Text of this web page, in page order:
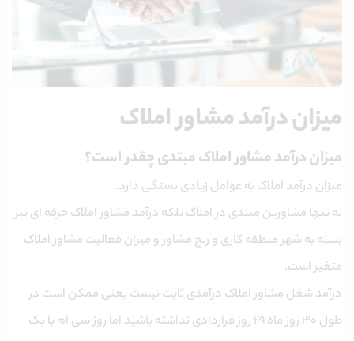
میزان درآمد مشاور املاک
میزاندرآمد مشاور املاک مبتدی چقدر است؟
میزان درآمد املاک به عوامل زیادی بستگی دارد.
نه تنها مشاورین مبتدی در املاک بلکه درآمد مشاور املاک حرفه ای نیز
بسته به شهر منطقه کاری و رنج مشاور و میزان فعالیت مشاور املاک
متغیر است.
درآمد شغل مشاور املاک درآمدی ثابت نیست یعنی ممکن است در
طول ۳۰ روز ماه ۲۹ روز قراردادی نداشته باشید اما روز سی ام با بک